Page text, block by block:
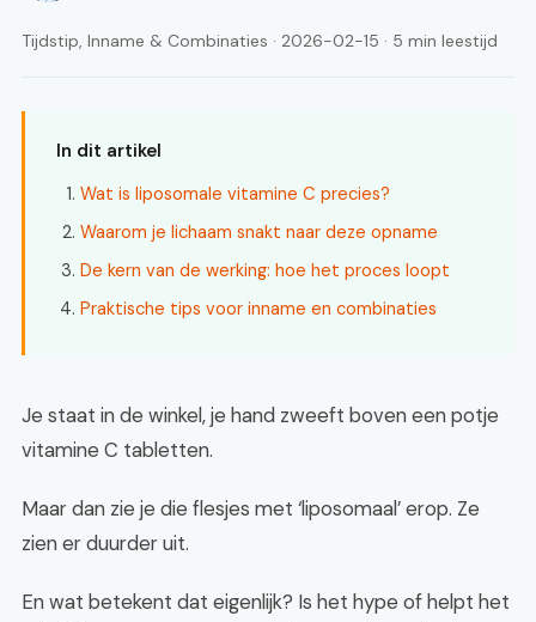
Tijdstip, Inname & Combinaties · 2026-02-15 · 5 min leestijd
In dit artikel
Wat is liposomale vitamine C precies?
Waarom je lichaam snakt naar deze opname
De kern van de werking: hoe het proces loopt
Praktische tips voor inname en combinaties
Je staat in de winkel, je hand zweeft boven een potje
vitamine C tabletten.
Maar dan zie je die flesjes met ‘liposomaal’ erop. Ze
zien er duurder uit.
En wat betekent dat eigenlijk? Is het hype of helpt het